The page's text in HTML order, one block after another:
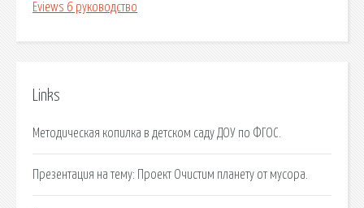
Eviews 6 руководство
Links
Методическая копилка в детском саду ДОУ по ФГОС.
Презентация на тему: Проект Очистим планету от мусора.